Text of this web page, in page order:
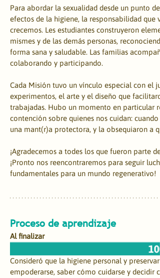
Para abordar la sexualidad desde un punto
efectos de la higiene, la responsabilidad
crecemos. Les estudiantes construyeron
mismes y de las demás personas,
forma sana y saludable. Las familias
colaborando y participando.
Cada Misión tuvo un vínculo especial con el
experimentos, el arte y el diseño que
trabajadas. Hubo un momento en particular
contención sobre quienes nos cuidan:
una mant(r)a protectora, y la obsequiaron a
¡Agradecemos a todes los que fueron parte
¡Pronto nos reencontraremos para seguir
fundamentales para un mundo regenerativo!
​Proceso de aprendizaje
Al finalizar
Consideró que la higiene personal y
empoderarse, saber cómo cuidarse y decidir